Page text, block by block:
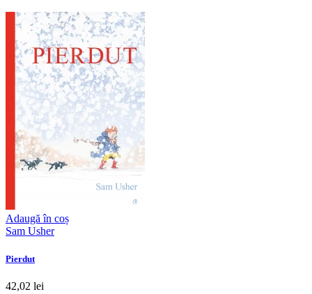
Adaugă în coș
Sam Usher
Pierdut
42,02 lei